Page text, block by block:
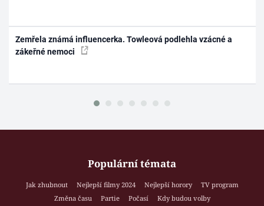
Zemřela známá influencerka. Towleová podlehla vzácné a
zákeřné nemoci
Populární témata
Jak zhubnout Nejlepší filmy 2024 Nejlepší horory
TV program
Změna času
Partie Počasí
Kdy budou volby